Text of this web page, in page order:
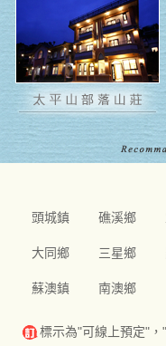
頭城鎮 礁溪鄉
大同鄉 三星鄉
蘇澳鎮 南澳鄉
標示為"可線上預定"